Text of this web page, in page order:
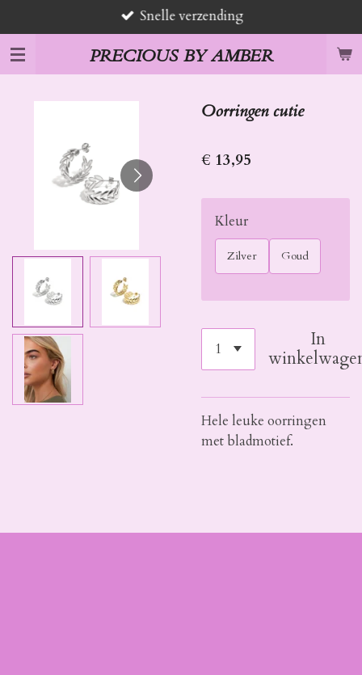
direct
naar
de
hoofdinhoud
PRECIOUS BY AMBER
Snelle verzending
Oorringen cutie
€ 13,95
Kleur
Zilver Goud
In
Hele leuke oorringen
met bladmotief.